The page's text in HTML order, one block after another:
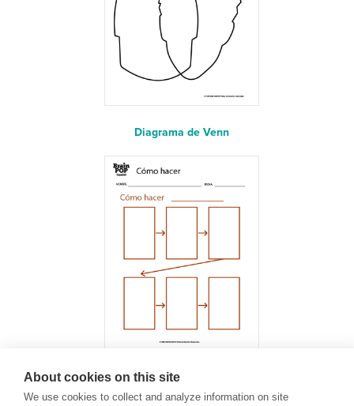
Diagrama de Venn
¿Cómo hacer?
About cookies on this site
We use cookies to collect and analyze information on site